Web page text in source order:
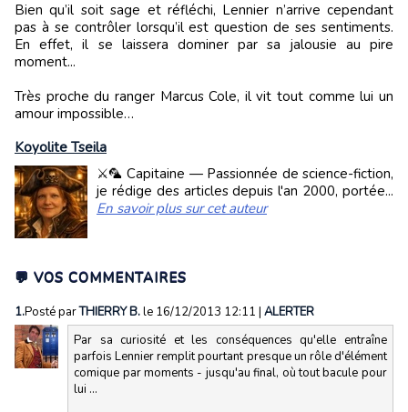
Bien qu’il soit sage et réfléchi, Lennier n’arrive cependant
pas à se contrôler lorsqu’il est question de ses sentiments.
En effet, il se laissera dominer par sa jalousie au pire
moment...
Très proche du ranger Marcus Cole, il vit tout comme lui un
amour impossible…
Koyolite Tseila
⚔️🦜 Capitaine — Passionnée de science-fiction,
je rédige des articles depuis l'an 2000, portée...
En savoir plus sur cet auteur
💬 VOS COMMENTAIRES
1.Posté parTHIERRY B.le 16/12/2013 12:11 | ALERTER
Par sa curiosité et les conséquences qu'elle entraîne
parfois Lennier remplit pourtant presque un rôle d'élément
comique par moments - jusqu'au final, où tout bacule pour
lui ...